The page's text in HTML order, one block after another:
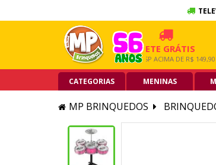
FRETE GRÁTIS
GRANDE SP ACIMA DE R$ 149,90
CATEGORIAS MENINAS
MP BRINQUEDOS